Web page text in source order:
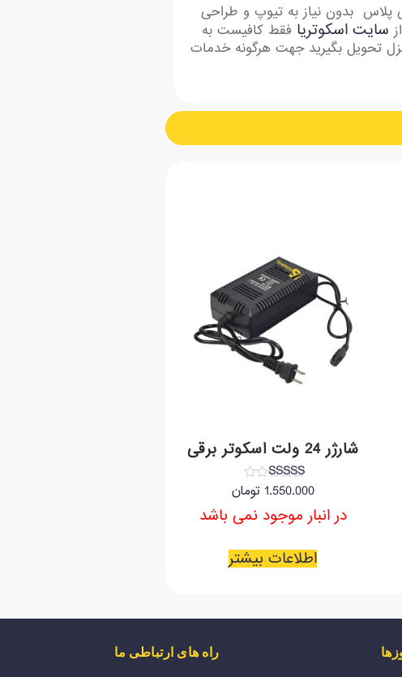
و مینی پرو-مینی پلاس بدون نیاز به تیوپ و طراحی
سایت اسکوتریا فقط کافیست به
تحویل بگیرید جهت هرگونه خدمات
شارژر 24 ولت اسکوتر برقی
نمره
3.50
از 5
1.550.000 تومان
در انبار موجود نمی باشد
اطلاعات بیشتر
راه های ارتباطی ما